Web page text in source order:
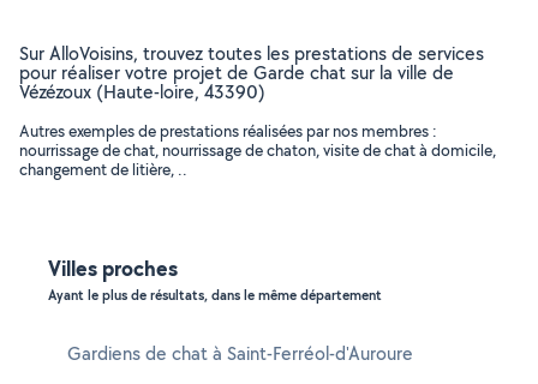
Sur AlloVoisins, trouvez toutes les prestations de services
pour réaliser votre projet de Garde chat sur la ville de
Vézézoux (Haute-loire, 43390)
Autres exemples de prestations réalisées par nos membres :
nourrissage de chat, nourrissage de chaton, visite de chat à domicile,
changement de litière, ..
Villes proches
Ayant le plus de résultats, dans le même département
Gardiens de chat à Saint-Ferréol-d'Auroure